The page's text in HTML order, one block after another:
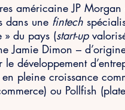
américaine JP
dans une fintech
» du pays (start-up
Jamie Dimon –
le développement
pleine croissance
ou Pollfish